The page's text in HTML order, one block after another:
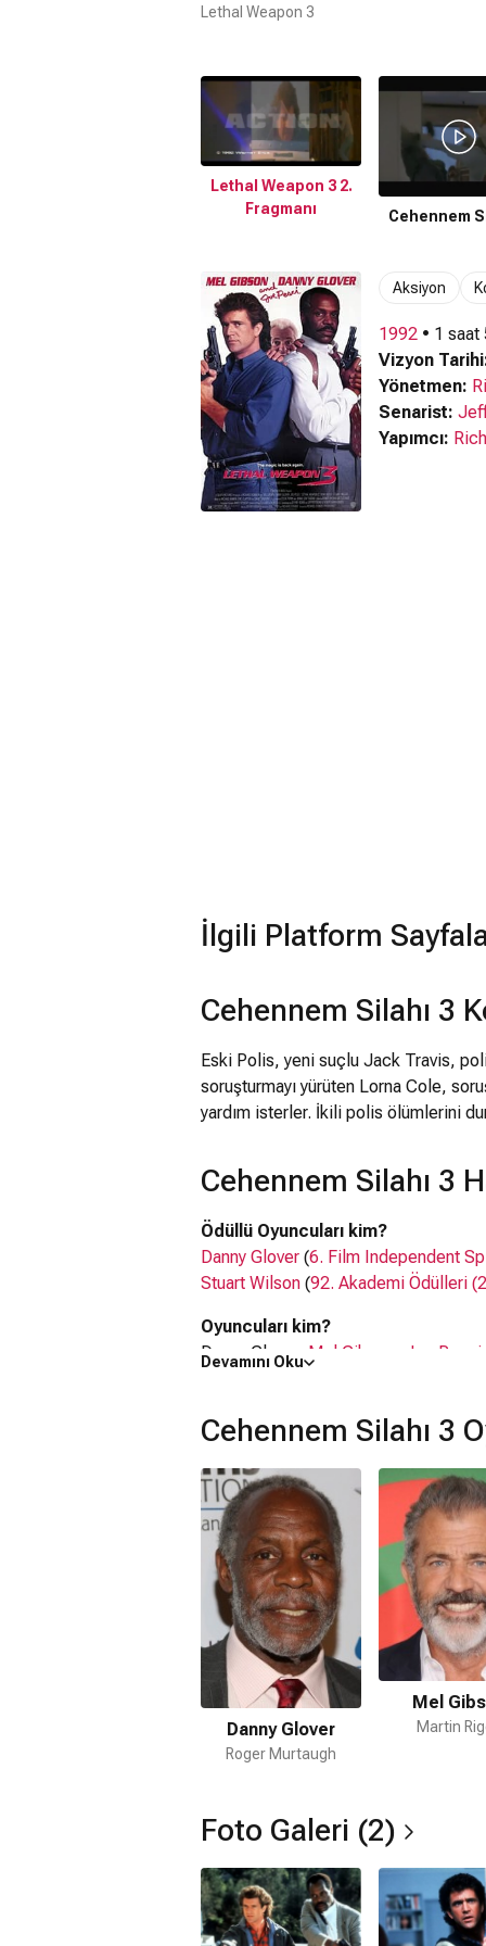
Lethal Weapon 3
Lethal Weapon 3 2.
Fragmanı
Cehennem
Aksiyon
1992 • 1 saat
Vizyon
Yönetmen:
Senarist:
Yapımcı:
İlgili Platform
Cehennem Silahı 3
Eski Polis, yeni suçlu Jack Travis,
soruşturmayı yürüten Lorna Cole,
yardım isterler. İkili polis ölümlerini
Cehennem Silahı 3
Ödüllü Oyuncuları kim?
Danny Glover (6. Film Independent
Stuart Wilson (92. Akademi Ödülleri
Oyuncuları kim?
Danny Glover, Mel Gibson Joe Pesci
15 Mayıs 1992
Cehennem Silahı 3 filmi nerede
Cehennem Silahı 3 filmiABD 'da
Kaç saat?
1 saat 58 dakika
IMDb puanı kaç?
6.7
Cehennem Silahı 3 filmi hangi tür?
Aksiyon,Komedi ,Gerilim Suç
Nereden izleyebilirim, hangi
Apple TV+
Google Play
Netflix'te var mı?
Hayır. Film Netflix'te
Amazon Prime'da var mı?
Hayır. Film Amazon Prime'da
Devamını Oku
Cehennem Silahı 3
Danny Glover
Roger Murtaugh
Mel
Martin
Foto Galeri (2)